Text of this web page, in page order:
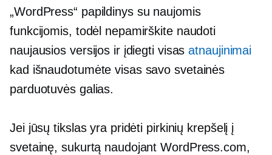
„WordPress“ papildinys su naujomis
funkcijomis, todėl nepamirškite naudoti
naujausios versijos ir įdiegti visasatnaujinimai
kad išnaudotumėte visas savo svetainės
parduotuvės galias.
Jei jūsų tikslas yra pridėti pirkinių krepšelį į
svetainę, sukurtą naudojant WordPress.com,